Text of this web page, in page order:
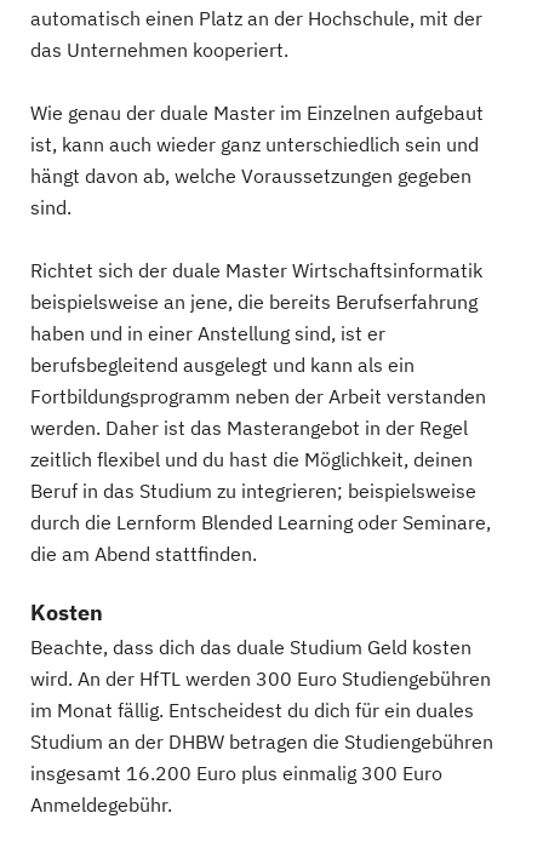
automatisch einen Platz an der Hochschule, mit der
das Unternehmen kooperiert.
Wie genau der duale Master im Einzelnen aufgebaut
ist, kann auch wieder ganz unterschiedlich sein und
hängt davon ab, welche Voraussetzungen gegeben
sind.
Richtet sich der duale Master Wirtschaftsinformatik
beispielsweise an jene, die bereits Berufserfahrung
haben und in einer Anstellung sind, ist er
berufsbegleitend ausgelegt und kann als ein
Fortbildungsprogramm neben der Arbeit verstanden
werden. Daher ist das Masterangebot in der Regel
zeitlich flexibel und du hast die Möglichkeit, deinen
Beruf in das Studium zu integrieren; beispielsweise
durch die Lernform Blended Learning oder Seminare,
die am Abend stattfinden.
Kosten
Beachte, dass dich das duale Studium Geld kosten
wird. An der HfTL werden 300 Euro Studiengebühren
im Monat fällig. Entscheidest du dich für ein duales
Studium an der DHBW betragen die Studiengebühren
insgesamt 16.200 Euro plus einmalig 300 Euro
Anmeldegebühr.